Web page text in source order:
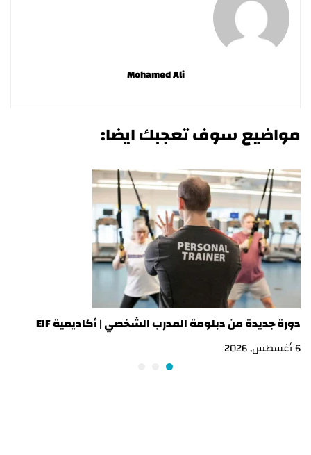
Mohamed Ali
مواضيع سوف تعجبك ايضا:
دورة جديدة من دبلومة المدرب الشخصي | أكاديمية EIF
6 أغسطس, 2026